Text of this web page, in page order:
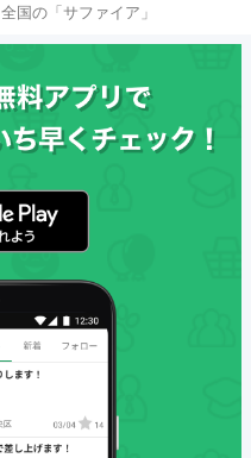
全国の「サファイア」